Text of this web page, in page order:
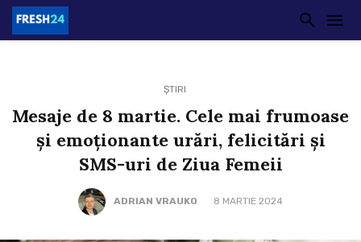
ȘTIRI
Mesaje de 8 martie. Cele mai frumoase
şi emoţionante urări, felicitări şi
SMS-uri de Ziua Femeii
ADRIAN VRAUKO 8 MARTIE 2024